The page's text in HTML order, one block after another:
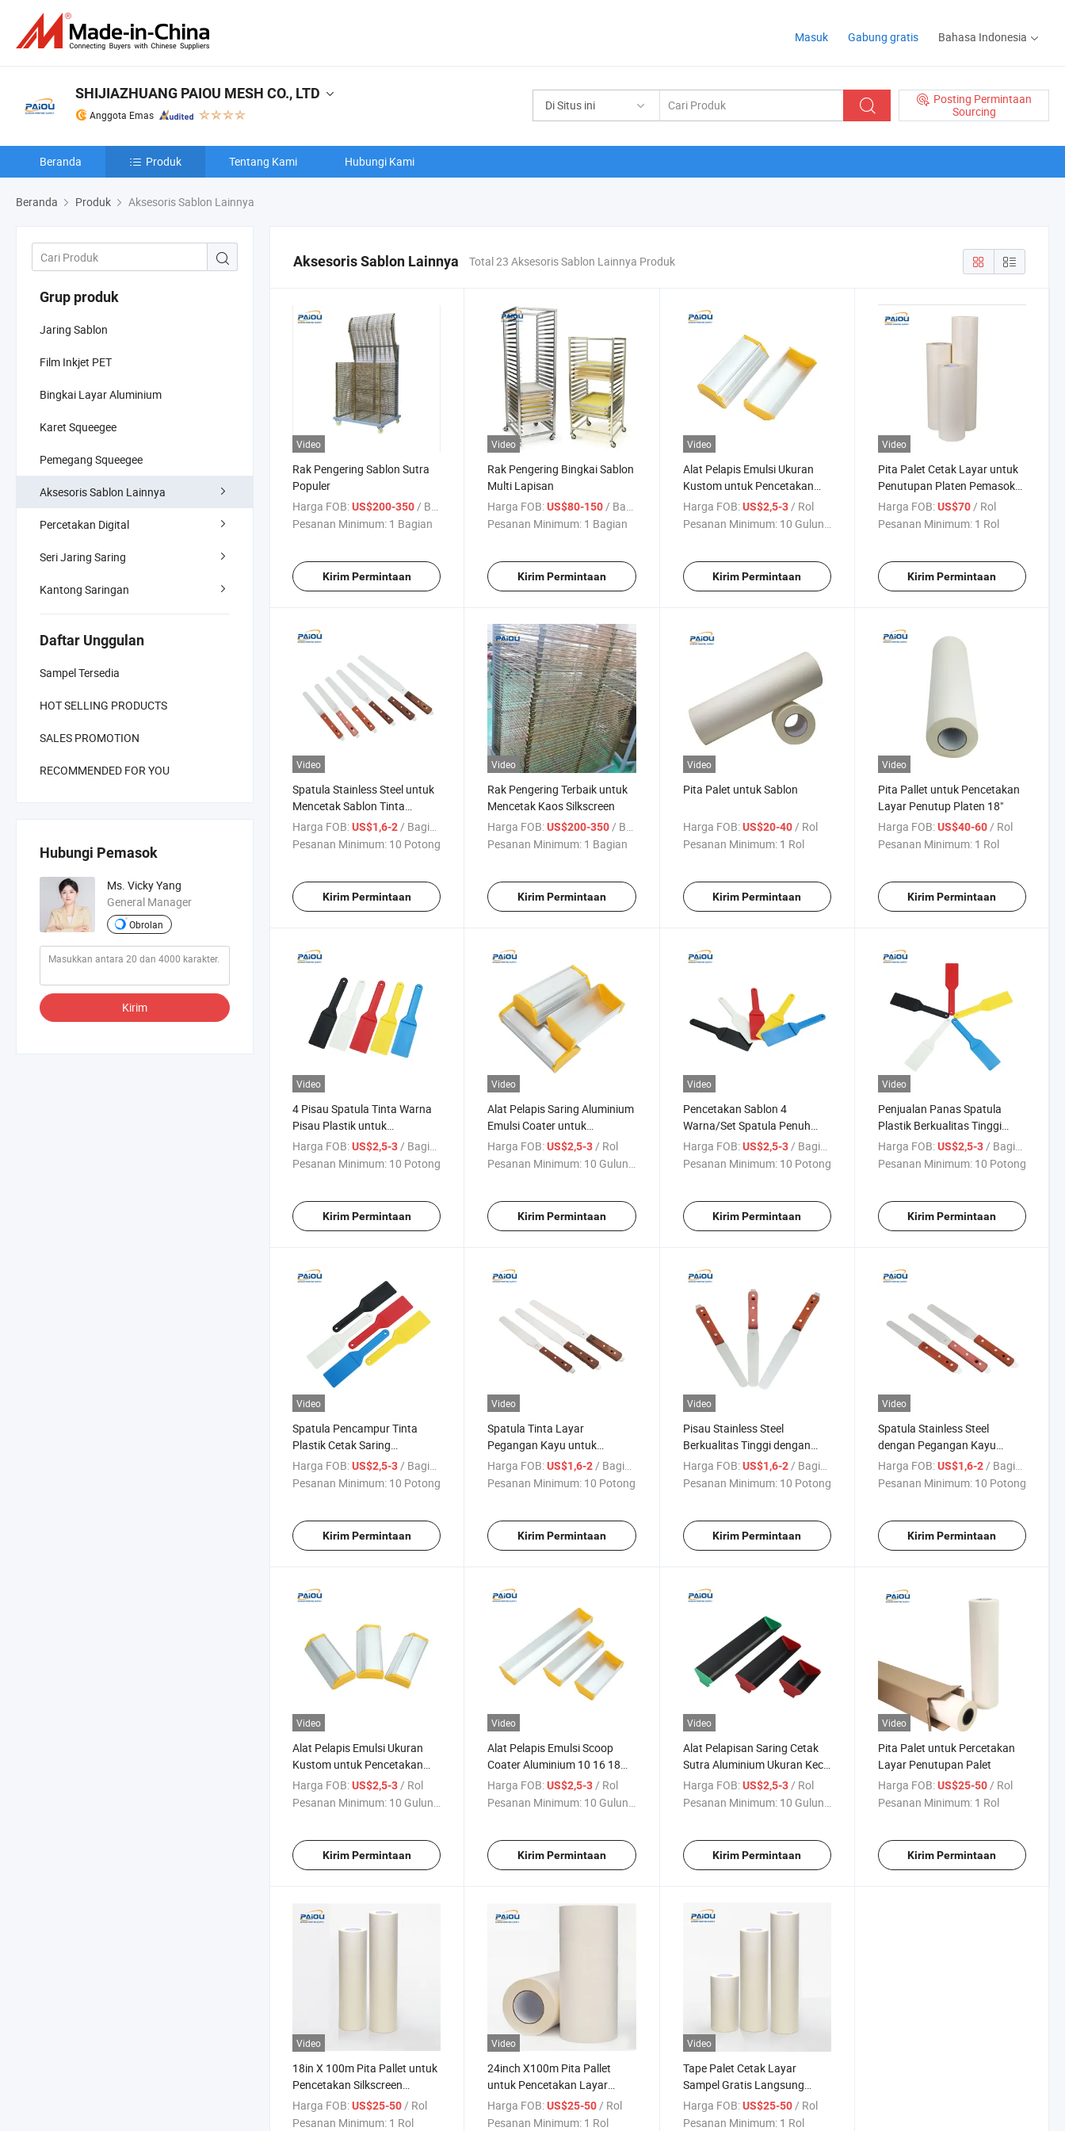
Masuk Gabung gratis Bahasa Indonesia
Di Situs ini
Posting Permintaan
Sourcing
SHIJIAZHUANG PAIOU MESH CO., LTD
Anggota Emas
Beranda Produk Tentang Kami Hubungi Kami
Beranda Produk Aksesoris Sablon Lainnya
Grup produk
Jaring Sablon
Film Inkjet PET
Bingkai Layar Aluminium
Karet Squeegee
Pemegang Squeegee
Aksesoris Sablon Lainnya
Percetakan Digital
Seri Jaring Saring
Kantong Saringan
Daftar Unggulan
Sampel Tersedia
HOT SELLING PRODUCTS
SALES PROMOTION
RECOMMENDED FOR YOU
Hubungi Pemasok
Ms. Vicky Yang
General Manager
Obrolan
Kirim
Aksesoris Sablon Lainnya Total 23 Aksesoris Sablon Lainnya Produk
Video
Rak Pengering Sablon Sutra
Populer
Harga FOB:US$200-350/ Bagian
Pesanan Minimum: 1 Bagian
Kirim Permintaan
Video
Rak Pengering Bingkai Sablon
Multi Lapisan
Harga FOB: US$80-150/ Bagian
Pesanan Minimum: 1 Bagian
Kirim Permintaan
Video
Alat Pelapis Emulsi Ukuran
Kustom untuk Pencetakan
Sablon
Harga FOB: US$2,5-3/ Rol
Pesanan Minimum: 10 Gulungan
Kirim Permintaan
Video
Pita Palet Cetak Layar untuk
Penutupan Platen Pemasok
China
Harga FOB: US$70/ Rol
Pesanan Minimum: 1 Rol
Kirim Permintaan
Video
Spatula Stainless Steel untuk
Mencetak Sablon Tinta
Fleksibel Spatula Plastik
untuk Mencetak Sablon
Harga FOB:US$1,6-2 / Bagian
Pesanan Minimum: 10 Potong
Kirim Permintaan
Video
Rak Pengering Terbaik untuk
Mencetak Kaos Silkscreen
Harga FOB: US$200-350 / Bagian
Pesanan Minimum: 1 Bagian
Kirim Permintaan
Video
Pita Palet untuk Sablon
Harga FOB: US$20-40 / Rol
Pesanan Minimum: 1 Rol
Kirim Permintaan
Video
Pita Pallet untuk Pencetakan
Layar Penutup Platen 18"
Harga FOB: US$40-60 / Rol
Pesanan Minimum: 1 Rol
Kirim Permintaan
Video
4 Pisau Spatula Tinta Warna
Pisau Plastik untuk
Percetakan Sablon
Harga FOB:US$2,5-3 / Bagian
Pesanan Minimum: 10 Potong
Kirim Permintaan
Video
Alat Pelapis Saring Aluminium
Emulsi Coater untuk
Pencetakan Saring Silkscreen
Harga FOB: US$2,5-3 / Rol
Pesanan Minimum: 10 Gulungan
Kirim Permintaan
Video
Pencetakan Sablon 4
Warna/Set Spatula Penuh
Pisau Plastik untuk
Pencetakan Sablon
Harga FOB: US$2,5-3 / Bagian
Pesanan Minimum: 10 Potong
Kirim Permintaan
Video
Penjualan Panas Spatula
Plastik Berkualitas Tinggi
Multi Warna untuk Tinta
Sablon
Harga FOB: US$2,5-3 / Bagian
Pesanan Minimum: 10 Potong
Kirim Permintaan
Video
Spatula Pencampur Tinta
Plastik Cetak Saring
Berkualitas Tinggi
Harga FOB:US$2,5-3/ Bagian
Pesanan Minimum: 10 Potong
Kirim Permintaan
Video
Spatula Tinta Layar
Pegangan Kayu untuk
Percetakan Layar
Harga FOB: US$1,6-2 / Bagian
Pesanan Minimum: 10 Potong
Kirim Permintaan
Video
Pisau Stainless Steel
Berkualitas Tinggi dengan
Pegangan Kayu Spatula
untuk Tinta Cetak Layar
Harga FOB: US$1,6-2/ Bagian
Pesanan Minimum: 10 Potong
Kirim Permintaan
Video
Spatula Stainless Steel
dengan Pegangan Kayu
Bahan Percetakan Sablon
Harga FOB: US$1,6-2/ Bagian
Pesanan Minimum: 10 Potong
Kirim Permintaan
Video
Alat Pelapis Emulsi Ukuran
Kustom untuk Pencetakan
Sablon, Alat Pencetakan
Sablon dari Aluminium
Harga FOB:US$2,5-3/ Rol
Pesanan Minimum: 10 Gulungan
Kirim Permintaan
Video
Alat Pelapis Emulsi Scoop
Coater Aluminium 10 16 18
Inci yang Disesuaikan untuk
Pencetakan Layar Sutra
Harga FOB: US$2,5-3/ Rol
Pesanan Minimum: 10 Gulungan
Kirim Permintaan
Video
Alat Pelapisan Saring Cetak
Sutra Aluminium Ukuran Kecil
Besar Emulsi Scoop Coater
Harga FOB: US$2,5-3/ Rol
Pesanan Minimum: 10 Gulungan
Kirim Permintaan
Video
Pita Palet untuk Percetakan
Layar Penutupan Palet
Harga FOB: US$25-50/ Rol
Pesanan Minimum: 1 Rol
Kirim Permintaan
Video
18in X 100m Pita Pallet untuk
Pencetakan Silkscreen
Pemasok China
Harga FOB:US$25-50 / Rol
Pesanan Minimum: 1 Rol
Video
24inch X100m Pita Pallet
untuk Pencetakan Layar
Penutup Platen
Harga FOB: US$25-50 / Rol
Pesanan Minimum: 1 Rol
Video
Tape Palet Cetak Layar
Sampel Gratis Langsung
Pabrik untuk Penutupan
Platen
Harga FOB: US$25-50 / Rol
Pesanan Minimum: 1 Rol